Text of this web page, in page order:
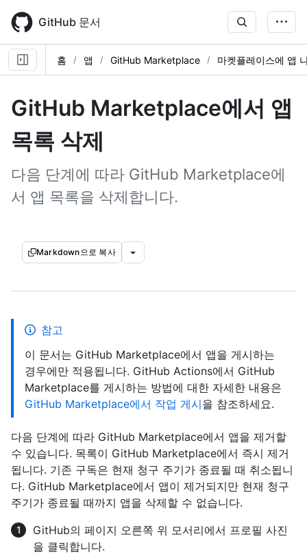
main
content
GitHub 문서
홈 앱 GitHub Marketplace 마켓플레이스에 앱
GitHub Marketplace에서 앱
목록 삭제
다음 단계에 따라 GitHub Marketplace에
서 앱 목록을 삭제합니다.
Markdown으로 복사
참고
이 문서는 GitHub Marketplace에서 앱을 게시하는
경우에만 적용됩니다. GitHub Actions에서 GitHub
Marketplace를 게시하는 방법에 대한 자세한 내용은
GitHub Marketplace에서 작업 게시을 참조하세요.
다음 단계에 따라 GitHub Marketplace에서 앱을 제거할
수 있습니다. 목록이 GitHub Marketplace에서 즉시 제거
됩니다. 기존 구독은 현재 청구 주기가 종료될 때 취소됩니
다. GitHub Marketplace에서 앱이 제거되지만 현재 청구
주기가 종료될 때까지 앱을 삭제할 수 없습니다.
GitHub의 페이지 오른쪽 위 모서리에서 프로필 사진
을 클릭합니다.